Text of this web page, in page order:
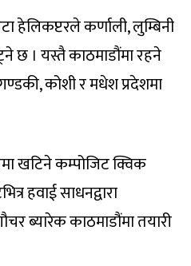
हेलिकप्टरले कर्णाली, लुम्बिनी
छ । यस्तै काठमाडौंमा रहने
कोशी र मधेश प्रदेशमा
खटिने कम्पोजिट क्विक
हवाई साधनद्वारा
ब्यारेक काठमाडौंमा तयारी